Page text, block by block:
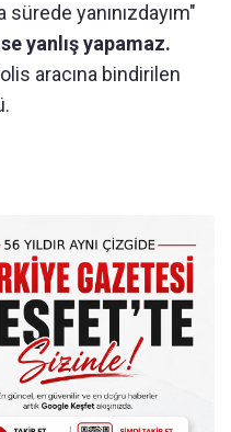
sürede yanınızdayım"
yanlış yapamaz.
aracına bindirilen